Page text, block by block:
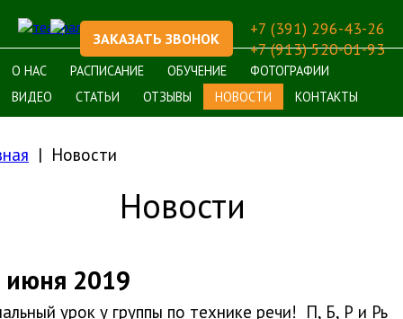
+7 (391) 296-43-26
+7 (913) 520-01-93
ЗАКАЗАТЬ ЗВОНОК
О НАС РАСПИСАНИЕ ОБУЧЕНИЕ
ФОТОГРАФИИ
ВИДЕО
СТАТЬИ ОТЗЫВЫ НОВОСТИ КОНТАКТЫ
Новости
Новости
июня 2019
урок у группы по технике речи! П, Б, Р и Рь